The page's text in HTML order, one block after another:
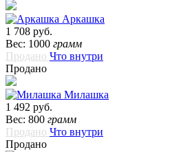
Аркашка
1 708 руб.
Вес: 1000 грамм
Продано Что внутри
Продано
Милашка
1 492 руб.
Вес: 800 грамм
Продано Что внутри
Продано